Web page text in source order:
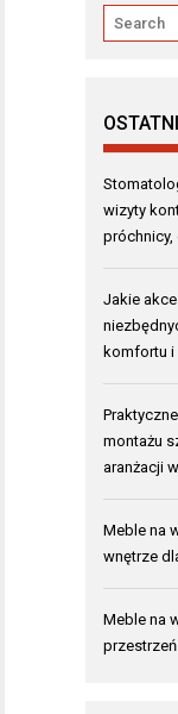
wizyty
Jakie
komfortu i
montażu
aranżacji
Meble na
wnętrze
Meble na